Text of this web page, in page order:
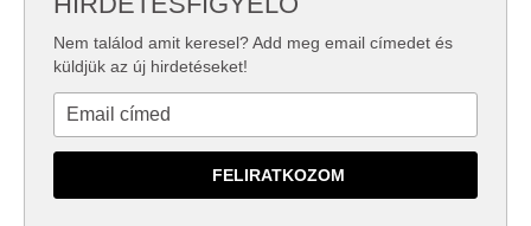
Nem találod amit keresel? Add meg email címedet és
küldjük az új hirdetéseket!